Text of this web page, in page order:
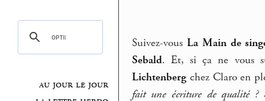
au jour le jour
Suivez-vous La Main de
Sebald. Et, si ça ne vous
Lichtenberg chez Claro en
fait une écriture de qualité ?